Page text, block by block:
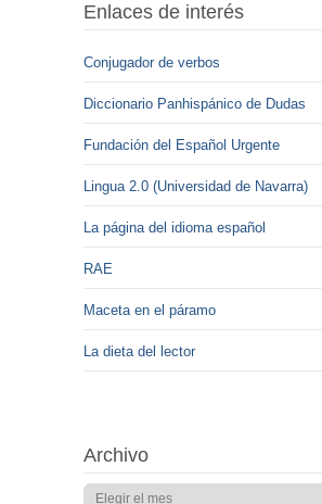
Enlaces de interés
Conjugador de verbos
Diccionario Panhispánico de Dudas
Fundación del Español Urgente
Lingua 2.0 (Universidad de Navarra)
La página del idioma español
RAE
Maceta en el páramo
La dieta del lector
Archivo